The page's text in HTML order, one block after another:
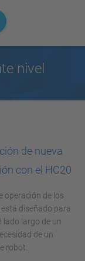
nivel
de nueva
con el HC20
operación de los
diseñado para
lado largo de un
de un
robot.